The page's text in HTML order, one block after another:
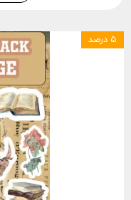
۵ درصد